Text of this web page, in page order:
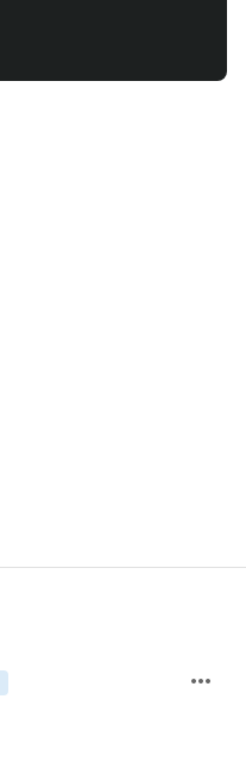
more_horiz